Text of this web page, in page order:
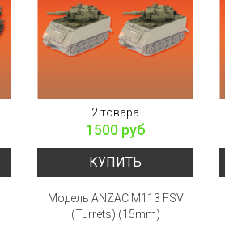
2 товара
1500 руб
КУПИТЬ
Модель ANZAC M113 FSV
(Turrets) (15mm)